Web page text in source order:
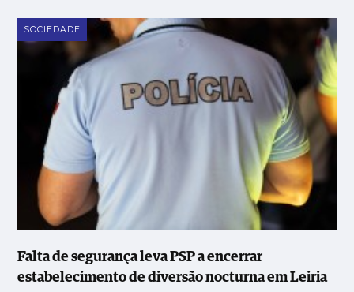
SOCIEDADE
Falta de segurança leva PSP a encerrar
estabelecimento de diversão nocturna em Leiria